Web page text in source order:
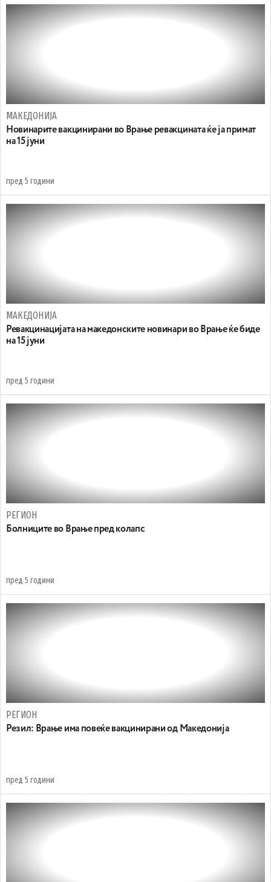
МАКЕДОНИЈА
Новинарите вакцинирани во Врање ревакцината ќе ја примат
на 15 јуни
пред 5 години
МАКЕДОНИЈА
Ревакцинацијата на македонските новинари во Врање ќе биде
на 15 јуни
пред 5 години
РЕГИОН
Болниците во Врање пред колапс
пред 5 години
РЕГИОН
Резил: Врање има повеќе вакцинирани од Македонија
пред 5 години